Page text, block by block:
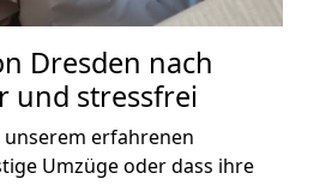
Dresden nach
und stressfrei
erfahrenen
Umzüge oder dass ihre